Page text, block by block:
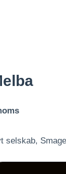
selskab,